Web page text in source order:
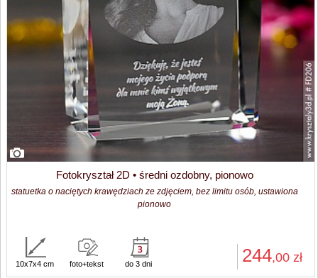
Fotokryształ 2D • średni ozdobny, pionowo
statuetka o naciętych krawędziach ze zdjęciem, bez limitu osób, ustawiona
pionowo
244,00 zł
10x7x4 cm foto+tekst do 3 dni